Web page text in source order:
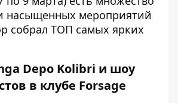
насыщенных мероприятий
собрал ТОП самых ярких
Depo Kolibri и шоу
в клубе Forsage